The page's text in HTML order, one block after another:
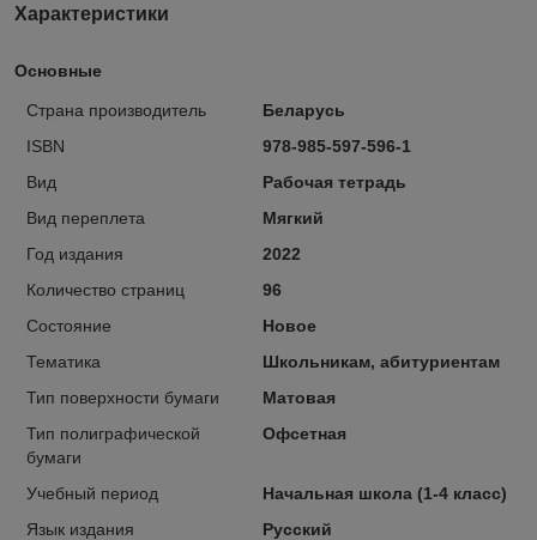
Характеристики
Основные
Страна производитель
Беларусь
ISBN
978-985-597-596-1
Вид
Рабочая тетрадь
Вид переплета
Мягкий
Год издания
2022
Количество страниц
96
Состояние
Новое
Тематика
Школьникам, абитуриентам
Тип поверхности бумаги
Матовая
Тип полиграфической
бумаги
Офсетная
Учебный период
Начальная школа (1-4 класс)
Язык издания
Русский